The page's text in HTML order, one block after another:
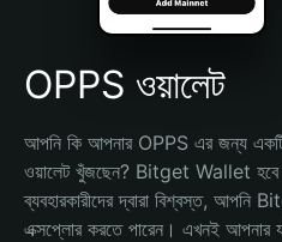
Español (Argentina)
OPPS ওয়ালেট
আপনি কি আপনার OPPS এর জন্য একটি
ওয়ালেট খুঁজছেন? Bitget Wallet হবে
ব্যবহারকারীদের দ্বারা বিশ্বস্ত,
এক্সপ্লোর করতে পারেন। এখনই আপনার